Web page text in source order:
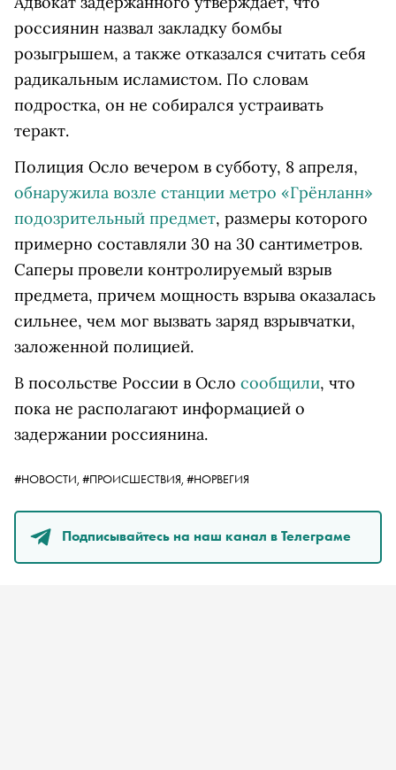
россиянин назвал закладку бомбы
розыгрышем, а также отказался считать себя
радикальным исламистом. По словам
подростка, он не собирался устраивать
теракт.
Полиция Осло вечером в субботу, 8 апреля,
обнаружила возле станции метро «Грёнланн»
подозрительный предмет, размеры которого
примерно составляли 30 на 30 сантиметров.
Саперы провели контролируемый взрыв
предмета, причем мощность взрыва оказалась
сильнее, чем мог вызвать заряд взрывчатки,
заложенной полицией.
В посольстве России в Осло сообщили, что
пока не располагают информацией о
задержании россиянина.
#НОВОСТИ, #ПРОИСШЕСТВИЯ, #НОРВЕГИЯ
Подписывайтесь на наш канал в Телеграме